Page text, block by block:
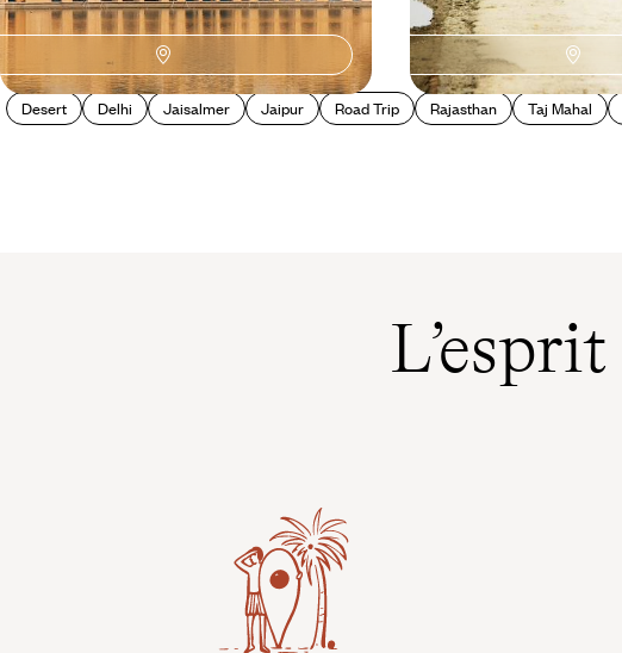
Desert Delhi Jaisalmer Jaipur Road Trip Rajasthan Taj Mahal
L’esprit